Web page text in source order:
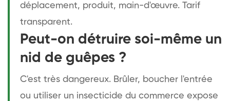
déplacement, produit, main-d'œuvre. Tarif
transparent.
Peut-on détruire soi-même un
nid de guêpes ?
C'est très dangereux. Brûler, boucher l'entrée
ou utiliser un insecticide du commerce expose